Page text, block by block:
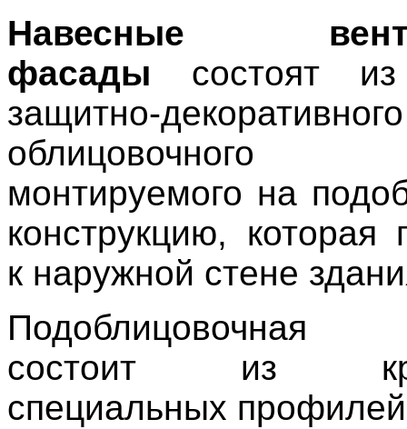
Навесные
фасады состоят из
защитно-декоративного
облицовочного
монтируемого на
конструкцию, которая
к наружной стене
Подоблицовочная
состоит из
специальных